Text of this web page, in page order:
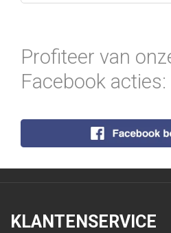
Profiteer van
Facebook acties:
KLANTENSERVICE